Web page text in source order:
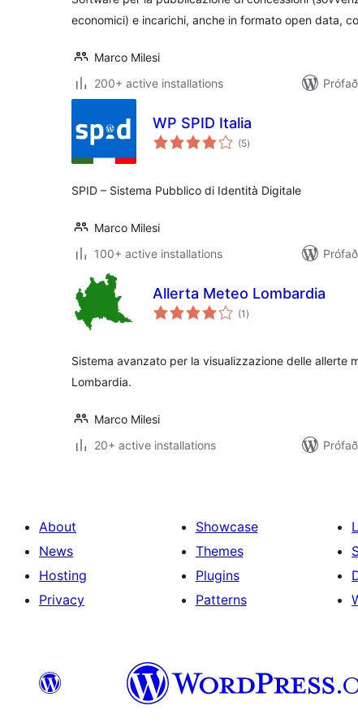
economici) e incarichi, anche in formato open data,
Marco Milesi
200+ active installations
WP SPID Italia
(5samtals
einkunnagjafir
)
SPID – Sistema Pubblico di Identità Digitale
Marco Milesi
100+ active installations
Allerta Meteo Lombardia
(1 samtals
einkunnagjafir
)
Sistema avanzato per la visualizzazione delle allerte
Lombardia.
Marco Milesi
20+ active installations
About
News
Hosting
Privacy
Showcase
Themes
Plugins
Patterns